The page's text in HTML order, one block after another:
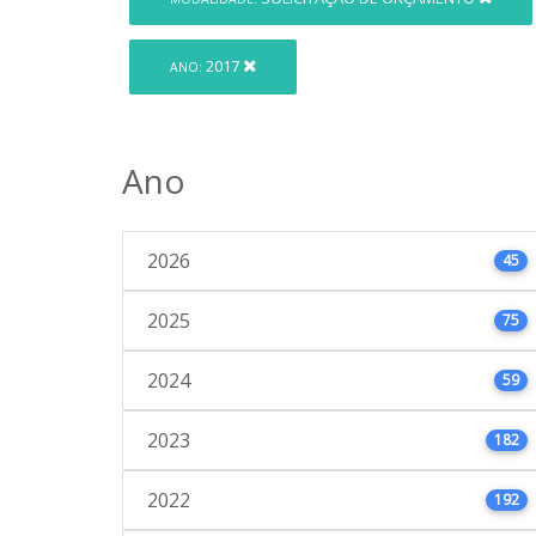
ANO: 2017
Ano
2026 45
2025 75
2024 59
2023 182
2022 192